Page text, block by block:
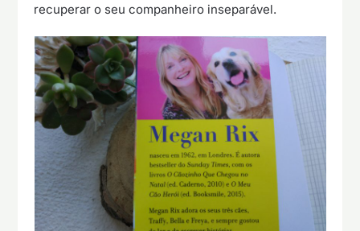
recuperar o seu companheiro inseparável.